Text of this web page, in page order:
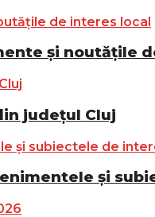
și noutățile
județul Cluj
și